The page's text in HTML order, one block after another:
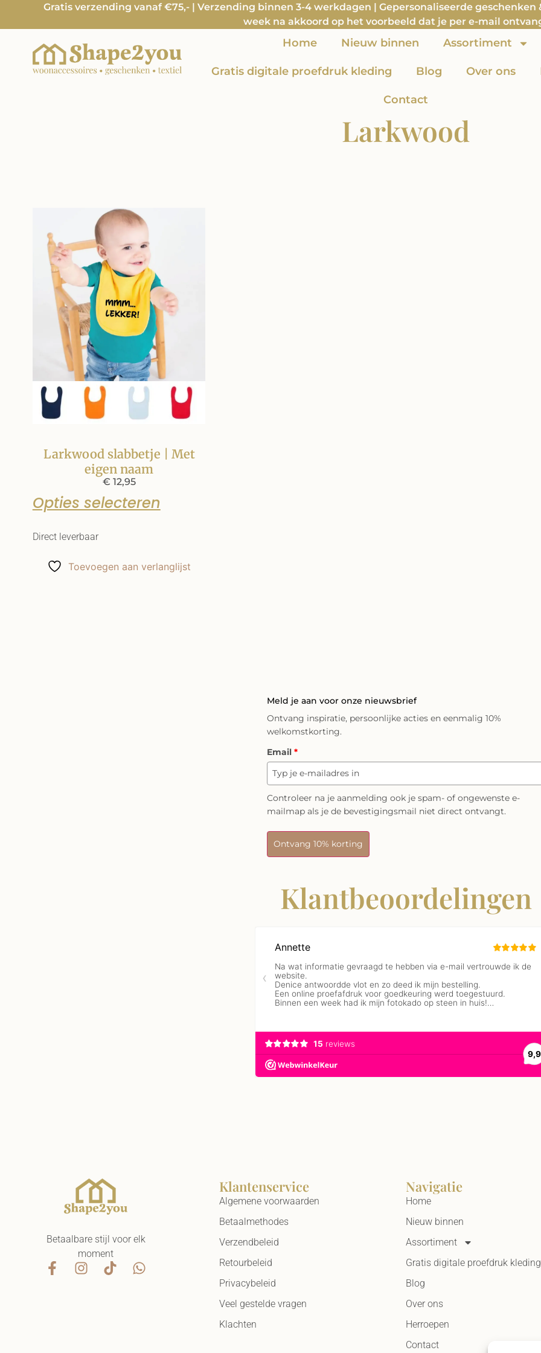
Gratis verzending vanaf €75,- | Verzending binnen 3-4 werkdagen | Gepersonaliseerde
week na akkoord op het voorbeeld dat je per e-mail
Home Nieuw binnen Assortiment
Gratis digitale proefdruk kleding Blog Over ons
Contact
Larkwood
Larkwood slabbetje | Met
eigen naam
€ 12,95
Opties selecteren
Direct leverbaar
Toevoegen aan verlanglijst
Meld je aan voor onze nieuwsbrief
Ontvang inspiratie, persoonlijke acties en eenmalig 10%
welkomstkorting.
Email *
Controleer na je aanmelding ook je spam- of ongewenste e-
mailmap als je de bevestigingsmail niet direct ontvangt.
Ontvang 10% korting
Klantbeoordelingen
Betaalbare stijl voor elk
moment
Klantenservice
Algemene voorwaarden
Betaalmethodes
Verzendbeleid
Retourbeleid
Privacybeleid
Veel gestelde vragen
Klachten
Navigatie
Home
Nieuw binnen
Assortiment
Gratis digitale proefdruk kleding
Blog
Over ons
Herroepen
Contact